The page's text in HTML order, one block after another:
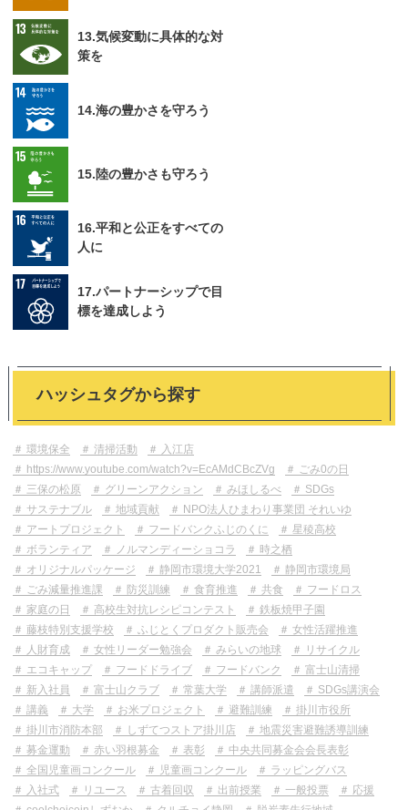
13.気候変動に具体的な対
策を
14.海の豊かさを守ろう
15.陸の豊かさも守ろう
16.平和と公正をすべての
人に
17.パートナーシップで目
標を達成しよう
ハッシュタグから探す
環境保全 清掃活動
入江店
https://www.youtube.com/watch?v=EcAMdCBcZVg
ごみ0の日
三保の松原
グリーンアクション みほしるべ
SDGs
サステナブル
地域貢献
NPO法人ひまわり事業団 それいゆ
アートプロジェクト
フードバンクふじのくに
星稜高校
ボランティア
ノルマンディーショコラ
時之栖
オリジナルパッケージ
静岡市環境大学2021
静岡市環境局
ごみ減量推進課
防災訓練 食育推進 共食
フードロス
家庭の日
高校生対抗レシピコンテスト
鉄板焼甲子園
藤枝特別支援学校
ふじとくプロダクト販売会
女性活躍推進
人財育成
女性リーダー勉強会 みらいの地球
リサイクル
エコキャップ
フードドライブ フードバンク
富士山清掃
新入社員
富士山クラブ 常葉大学 講師派遣
SDGs講演会
講義
大学 お米プロジェクト 避難訓練
掛川市役所
掛川市消防本部
しずてつストア掛川店
地震災害避難誘導訓練
募金運動
赤い羽根募金 表彰
中央共同募金会会長表彰
全国児童画コンクール
児童画コンクール
ラッピングバス
入社式
リユース 古着回収 出前授業 一般投票
応援